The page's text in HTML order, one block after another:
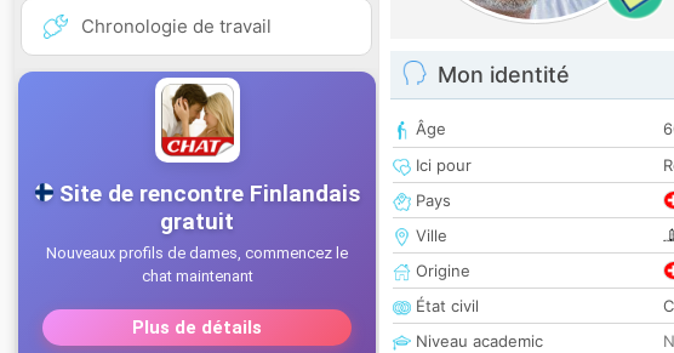
Chronologie de travail
Mon identité
Âge
Ici pour
Pays
Ville
Origine
État civil
Niveau academic